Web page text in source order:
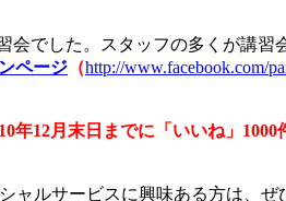
でした。スタッフの多くが講
ページ （http://www.facebook.com/
年12月末日までに「いいね」1000
ャルサービスに興味ある方は、